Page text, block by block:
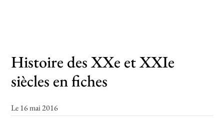
Communiqués et motions
Lettre d’information de l’APHG
Histoire des XXe et XXIe
siècles en fiches
Le 16 mai 2016